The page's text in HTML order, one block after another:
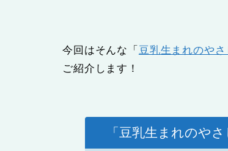
今回はそんな「 豆乳生まれのや
ご紹介します！
「豆乳生まれのや